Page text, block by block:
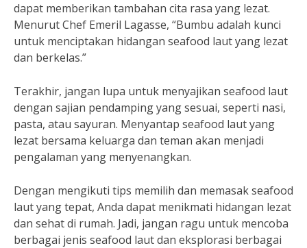
dapat memberikan tambahan cita rasa yang lezat.
Menurut Chef Emeril Lagasse, “Bumbu adalah kunci
untuk menciptakan hidangan seafood laut yang lezat
dan berkelas.”
Terakhir, jangan lupa untuk menyajikan seafood laut
dengan sajian pendamping yang sesuai, seperti nasi,
pasta, atau sayuran. Menyantap seafood laut yang
lezat bersama keluarga dan teman akan menjadi
pengalaman yang menyenangkan.
Dengan mengikuti tips memilih dan memasak seafood
laut yang tepat, Anda dapat menikmati hidangan lezat
dan sehat di rumah. Jadi, jangan ragu untuk mencoba
berbagai jenis seafood laut dan eksplorasi berbagai